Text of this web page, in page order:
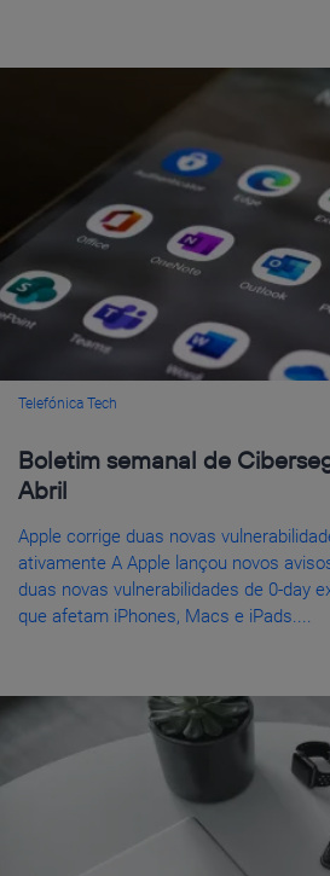
Telefónica Tech
Boletim semanal de
Abril
Apple corrige duas novas
ativamente A Apple lançou novos
duas novas vulnerabilidades de 0-day
que afetam iPhones, Macs e iPads....